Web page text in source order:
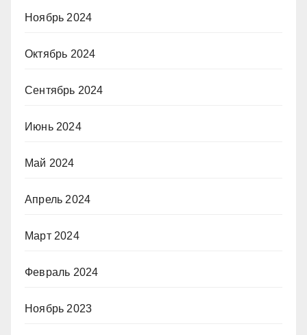
Ноябрь 2024
Октябрь 2024
Сентябрь 2024
Июнь 2024
Май 2024
Апрель 2024
Март 2024
Февраль 2024
Ноябрь 2023